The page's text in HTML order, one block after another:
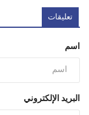
تعليقات
اسم
البريد الإلكتروني